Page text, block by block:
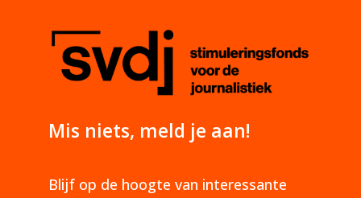
Mis niets, meld je aan!
Blijf op de hoogte van interessante